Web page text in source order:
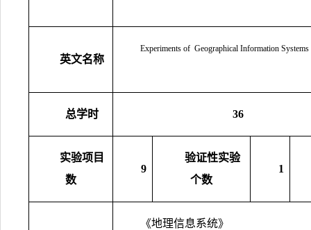
英文名称
Experiments of Geographical Information Systems
总学时 36
实验项目
数
9
验证性实验
个数
1
《地理信息系统》